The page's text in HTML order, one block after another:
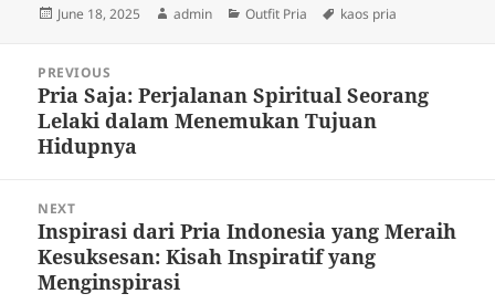
Posted
June 18, 2025 Author
admin Categories
Outfit Pria Tags
kaos pria
navigation
PREVIOUS
Previous
post:
Pria Saja: Perjalanan Spiritual Seorang
Lelaki dalam Menemukan Tujuan
Hidupnya
NEXT
Next
post:
Inspirasi dari Pria Indonesia yang Meraih
Kesuksesan: Kisah Inspiratif yang
Menginspirasi